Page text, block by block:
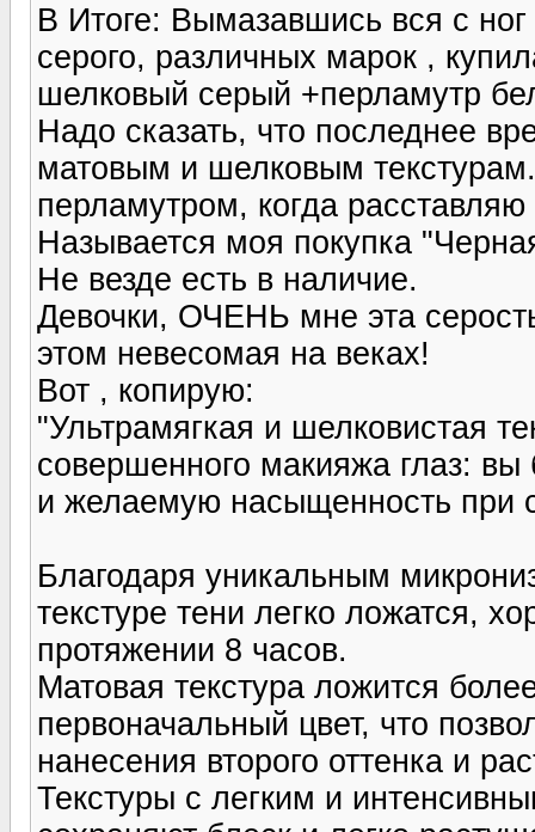
В Итоге: Вымазавшись вся с
серого, различных марок ,
шелковый серый +перламутр
Надо сказать, что последнее
матовым и шелковым
перламутром, когда
Называется моя покупка
Не везде есть в наличие.
Девочки, ОЧЕНЬ мне эта
этом невесомая на веках!
Вот , копирую:
"Ультрамягкая и шелковистая
совершенного макияжа глаз:
и желаемую насыщенность при
Благодаря уникальным
текстуре тени легко ложатся,
протяжении 8 часов.
Матовая текстура ложится
первоначальный цвет, что
нанесения второго оттенка и
Текстуры с легким и